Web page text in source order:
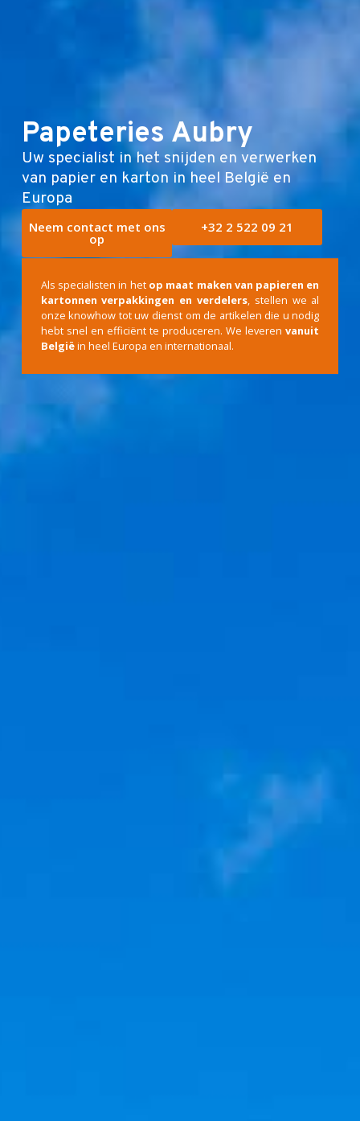
Papeteries Aubry
Uw specialist in het snijden en verwerken
van papier en karton in heel België en
Europa
Neem contact met ons
op
+32 2 522 09 21
Als specialisten in het op maat maken van papieren en
kartonnen verpakkingen en verdelers, stellen we al
onze knowhow tot uw dienst om de artikelen die u nodig
hebt snel en efficiënt te produceren. We leverenvanuit
Belgiëin heel Europa en internationaal.